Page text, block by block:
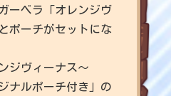
ーベラ「オレンジヴ
ポーチがセットにな
ジヴィーナス～
ナルポーチ付き」の